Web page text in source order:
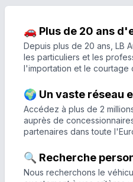
🚗 Plus de 20 ans
Depuis plus de 20 ans, LB
les particuliers et les
l'importation et le courtage
🌍 Un vaste réseau
Accédez à plus de 2
auprès de
partenaires dans toute
🔍 Recherche
Nous recherchons le